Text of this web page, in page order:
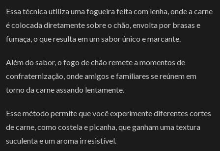
Essa técnica utiliza uma fogueira feita com lenha, onde a carne
é colocada diretamente sobre o chão, envolta por brasas e
fumaça, o que resulta em um sabor único e marcante.
Além do sabor, o fogo de chão remete a momentos de
confraternização, onde amigos e familiares se reúnem em
torno da carne assando lentamente.
Esse método permite que você experimente diferentes cortes
de carne, como costela e picanha, que ganham uma textura
suculenta e um aroma irresistível.